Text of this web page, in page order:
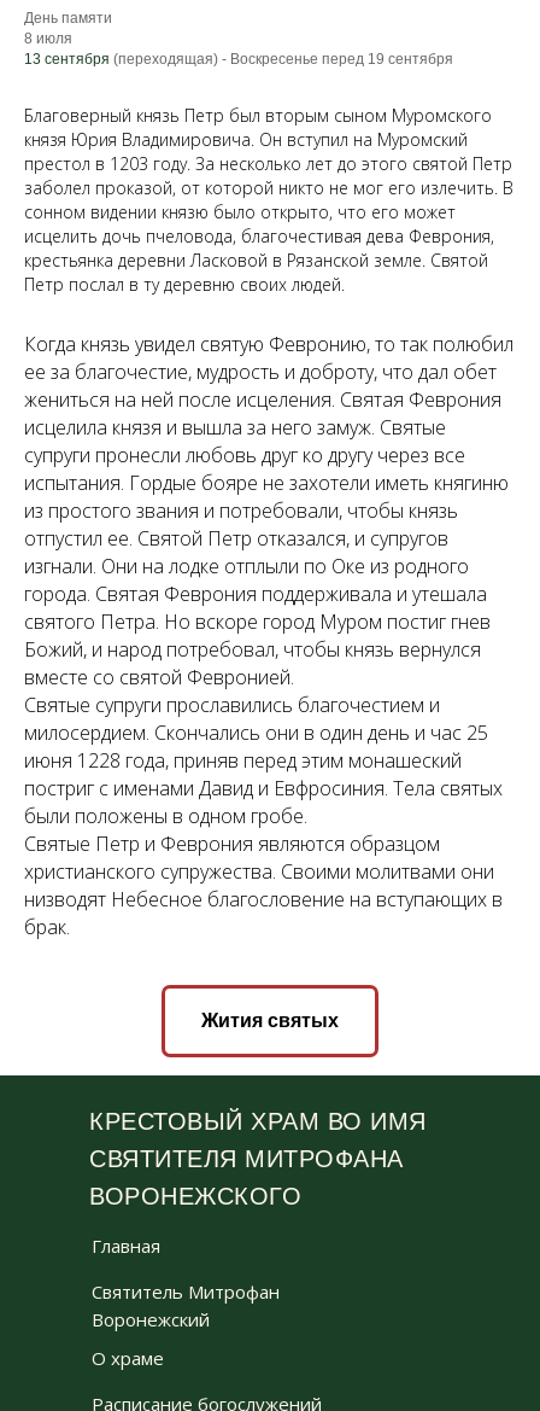
День памяти
8 июля
13 сентября (переходящая) - Воскресенье перед 19 сентября
Благоверный князь Петр был вторым сыном Муромского
князя Юрия Владимировича. Он вступил на Муромский
престол в 1203 году. За несколько лет до этого святой Петр
заболел проказой, от которой никто не мог его излечить. В
сонном видении князю было открыто, что его может
исцелить дочь пчеловода, благочестивая дева Феврония,
крестьянка деревни Ласковой в Рязанской земле. Святой
Петр послал в ту деревню своих людей.
Когда князь увидел святую Февронию, то так полюбил
ее за благочестие, мудрость и доброту, что дал обет
жениться на ней после исцеления. Святая Феврония
исцелила князя и вышла за него замуж. Святые
супруги пронесли любовь друг ко другу через все
испытания. Гордые бояре не захотели иметь княгиню
из простого звания и потребовали, чтобы князь
отпустил ее. Святой Петр отказался, и супругов
изгнали. Они на лодке отплыли по Оке из родного
города. Святая Феврония поддерживала и утешала
святого Петра. Но вскоре город Муром постиг гнев
Божий, и народ потребовал, чтобы князь вернулся
вместе со святой Февронией.
Святые супруги прославились благочестием и
милосердием. Скончались они в один день и час 25
июня 1228 года, приняв перед этим монашеский
постриг с именами Давид и Евфросиния. Тела святых
были положены в одном гробе.
Святые Петр и Феврония являются образцом
христианского супружества. Своими молитвами они
низводят Небесное благословение на вступающих в
брак.
Жития святых
Главная
Святитель Митрофан
Воронежский
О храме
Расписание богослужений
КРЕСТОВЫЙ ХРАМ ВО ИМЯ
СВЯТИТЕЛЯ МИТРОФАНА
ВОРОНЕЖСКОГО